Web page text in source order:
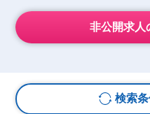
非公開求人
検索